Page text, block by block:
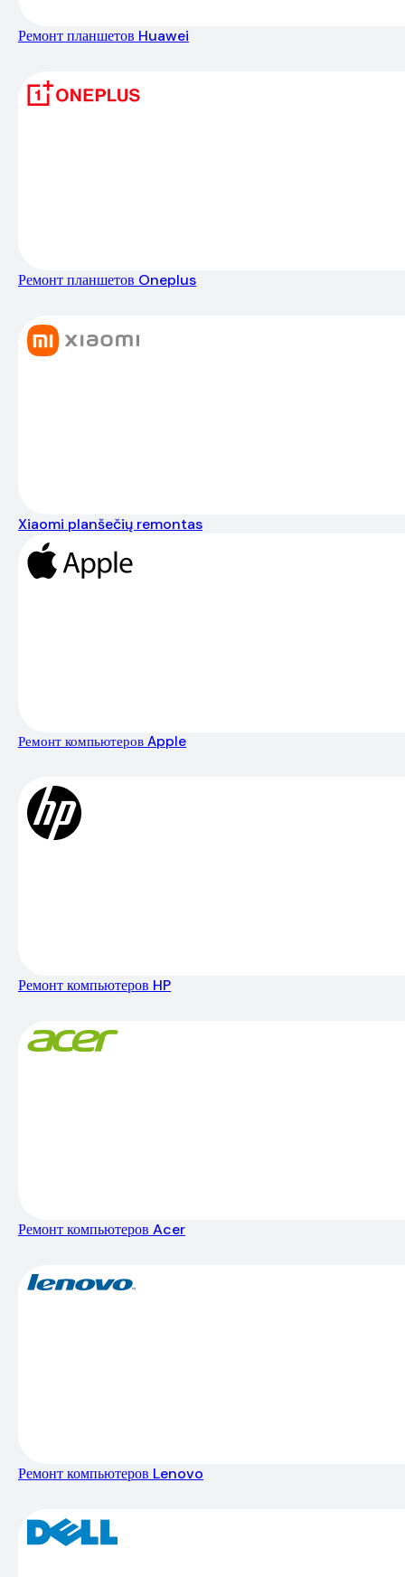
Ремонт планшетов Huawei
Ремонт планшетов Oneplus
Xiaomi planšečių remontas
Ремонт компьютеров Apple
Ремонт компьютеров HP
Ремонт компьютеров Acer
Ремонт компьютеров Lenovo